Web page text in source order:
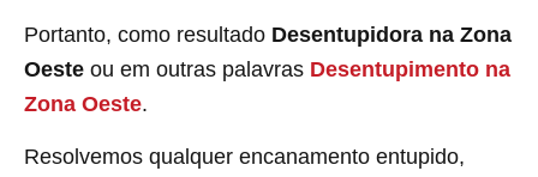
Portanto, como resultado Desentupidora na Zona
Oeste ou em outras palavras Desentupimento na
Zona Oeste.
Resolvemos qualquer encanamento entupido,